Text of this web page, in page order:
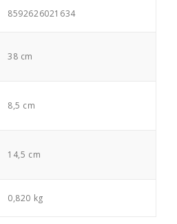
8592626021634
38 cm
8,5 cm
14,5 cm
0,820 kg